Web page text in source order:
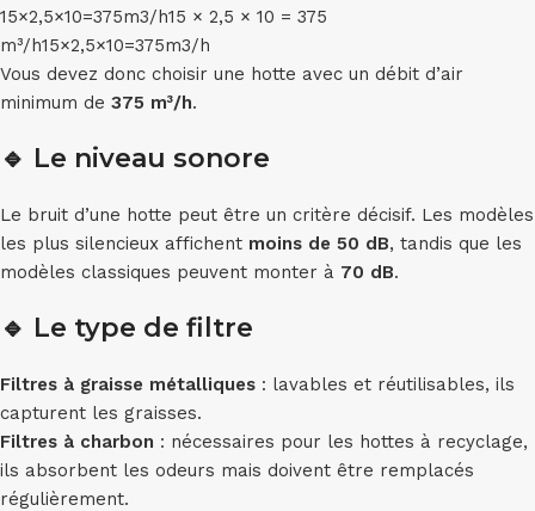
15×2,5×10=375m3/h15 × 2,5 × 10 = 375
m³/h15×2,5×10=375m3/h
Vous devez donc choisir une hotte avec un débit d’air
minimum de 375 m³/h.
🔹 Le niveau sonore
Le bruit d’une hotte peut être un critère décisif. Les modèles
les plus silencieux affichent moins de 50 dB, tandis que les
modèles classiques peuvent monter à 70 dB.
🔹 Le type de filtre
Filtres à graisse métalliques : lavables et réutilisables, ils
capturent les graisses.
Filtres à charbon : nécessaires pour les hottes à recyclage,
ils absorbent les odeurs mais doivent être remplacés
régulièrement.